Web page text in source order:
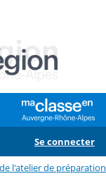
Se connecter
l'atelier de préparation